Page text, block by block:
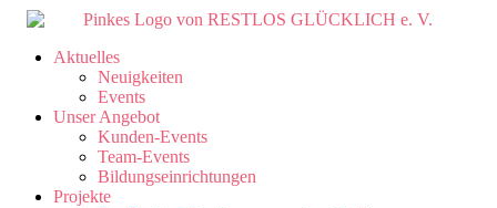
Aktuelles
Neuigkeiten
Events
Unser Angebot
Kunden-Events
Team-Events
Bildungseinrichtungen
Projekte